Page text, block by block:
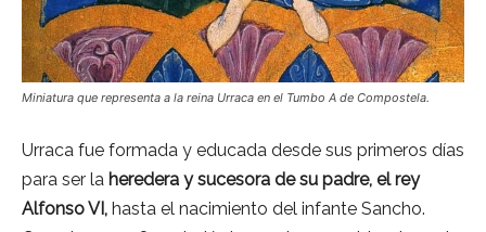
Miniatura que representa a la reina Urraca en el Tumbo A de Compostela.
Urraca fue formada y educada desde sus primeros días
para ser la heredera y sucesora de su padre, el rey
Alfonso VI, hasta el nacimiento del infante Sancho.